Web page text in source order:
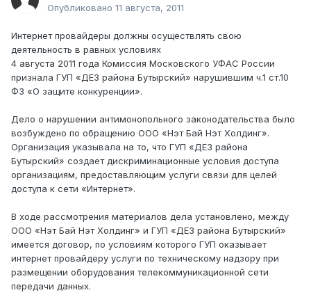
Опубликовано 11 августа, 2011
Интернет провайдеры должны осуществлять свою
деятельность в равных условиях
4 августа 2011 года Комиссия Московского УФАС России
признала ГУП «ДЕЗ района Бутырский» нарушившим ч.1 ст.10
ФЗ «О защите конкуренции».
Дело о нарушении антимонопольного законодательства было
возбуждено по обращению ООО «Нэт Бай Нэт Холдинг».
Организация указывала на то, что ГУП «ДЕЗ района
Бутырский» создает дискриминационные условия доступа
организациям, предоставляющим услуги связи для целей
доступа к сети «Интернет».
В ходе рассмотрения материалов дела установлено, между
ООО «Нэт Бай Нэт Холдинг» и ГУП «ДЕЗ района Бутырский»
имеется договор, по условиям которого ГУП оказывает
интернет провайдеру услуги по техническому надзору при
размещении оборудования телекоммуникационной сети
передачи данных.